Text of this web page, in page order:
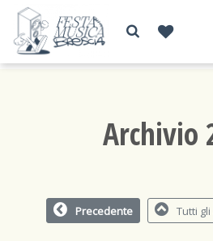
Archivio
Precedente Tutti